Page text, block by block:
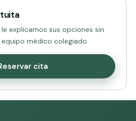
explicamos sus opciones sin
médico colegiado.
cita